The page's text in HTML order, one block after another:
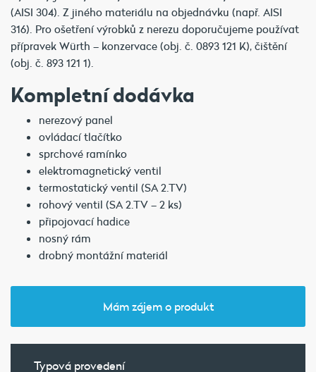
(AISI 304). Z jiného materiálu na objednávku (např. AISI
316). Pro ošetření výrobků z nerezu doporučujeme používat
přípravek Würth – konzervace (obj. č. 0893 121 K), čištění
(obj. č. 893 121 1).
Kompletní dodávka
nerezový panel
ovládací tlačítko
sprchové ramínko
elektromagnetický ventil
termostatický ventil (SA 2.TV)
rohový ventil (SA 2.TV – 2 ks)
připojovací hadice
nosný rám
drobný montážní materiál
Mám zájem o produkt
Typová provedení